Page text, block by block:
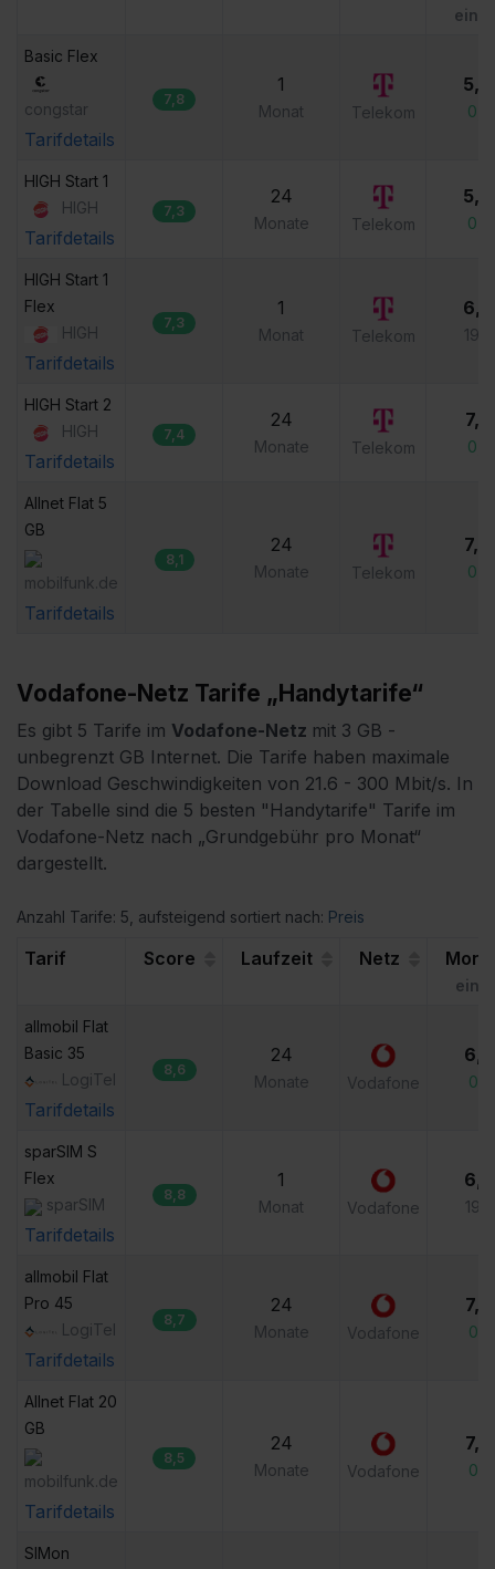
Basic Flex
congstar
Tarifdetails
7,8
1
Monat Telekom
HIGH Start 1
HIGH
Tarifdetails
7,3
24
Monate Telekom
HIGH Start 1
Flex
HIGH
Tarifdetails
7,3
1
Monat Telekom
HIGH Start 2
HIGH
Tarifdetails
7,4
24
Monate Telekom
Allnet Flat 5
GB
mobilfunk.de
Tarifdetails
8,1
24
Monate Telekom
Vodafone-Netz Tarife „Handytarife“
Es gibt 5 Tarife im Vodafone-Netz mit 3 GB -
unbegrenzt GB Internet. Die Tarife haben maximale
Download Geschwindigkeiten von 21.6 - 300 Mbit/s. In
der Tabelle sind die 5 besten "Handytarife" Tarife im
Vodafone-Netz nach „Grundgebühr pro Monat“
dargestellt.
Anzahl Tarife: 5, aufsteigend sortiert nach: Preis
Tarif Score Laufzeit Netz
allmobil Flat
Basic 35
LogiTel
Tarifdetails
8,6
24
Monate Vodafone
sparSIM S
Flex
sparSIM
Tarifdetails
8,8
1
Monat Vodafone
allmobil Flat
Pro 45
LogiTel
Tarifdetails
8,7
24
Monate Vodafone
Allnet Flat 20
GB
mobilfunk.de
Tarifdetails
8,5
24
Monate Vodafone
SIMon